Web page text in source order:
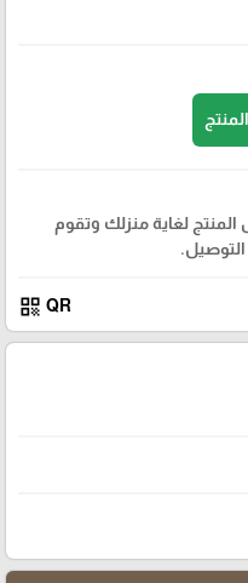
لغاية منزلك وتقوم
QR
qr_code